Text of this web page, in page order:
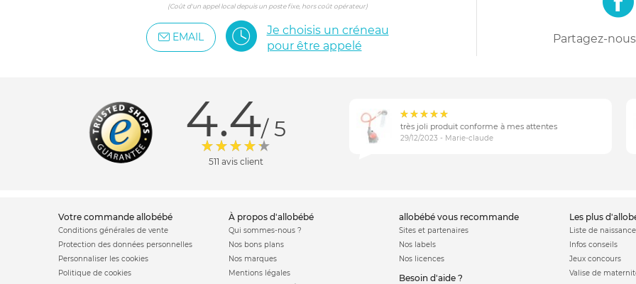
(Coût d'un appel local depuis un poste fixe, hors coût opérateur)
EMAIL
Je choisis un créneau
pour être appelé
Partagez-
4.4/ 5
511 avis client
très joli produit conforme à mes attentes
29/12/2023 - Marie-claude
votre commande allobébé
Conditions générales de vente
Protection des données personnelles
Personnaliser les cookies
Politique de cookies
à propos d'allobébé
Qui sommes-nous ?
Nos bons plans
Nos marques
Mentions légales
allobébé vous recommande
Sites et partenaires
Nos labels
Nos licences
Besoin d'aide ?
les plus
Liste de naissance
Infos conseils
Jeux concours
Valise de